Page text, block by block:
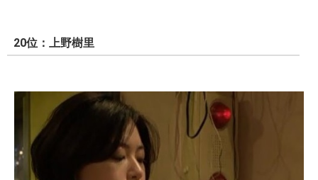
20位：上野樹里